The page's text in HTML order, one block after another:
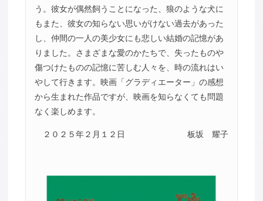
う。彼女が偶然飼うことになった、狼のような犬に
もまた、彼女の知らない思いがけない過去があった
し、仲間の一人の美少女にも悲しい結婚の記憶があ
りました。さまざまな愛のかたちで、失ったものや
傷つけたものの記憶に苦しむ人々を、時の流れはい
やして行きます。映画「グラディエーター」の感想
から生まれた作品ですが、映画を知らなくても問題
なく楽しめます。
２０２５年２月１２日 板坂 耀子